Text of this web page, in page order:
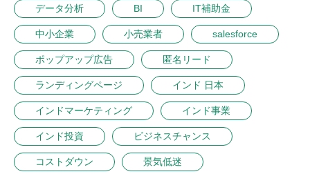
データ分析 BI IT補助金
中小企業 小売業者 salesforce
ポップアップ広告 匿名リード
ランディングページ インド 日本
インドマーケティング インド事業
インド投資 ビジネスチャンス
コストダウン 景気低迷